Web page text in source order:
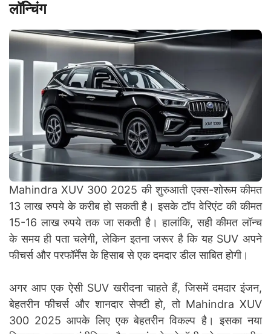
लॉन्चिंग
Mahindra XUV 300 2025 की शुरुआती एक्स-शोरूम कीमत
13 लाख रुपये के करीब हो सकती है। इसके टॉप वेरिएंट की कीमत
15-16 लाख रुपये तक जा सकती है। हालांकि, सही कीमत लॉन्च
के समय ही पता चलेगी, लेकिन इतना जरूर है कि यह SUV अपने
फीचर्स और परफॉर्मेंस के हिसाब से एक दमदार डील साबित होगी।
अगर आप एक ऐसी SUV खरीदना चाहते हैं, जिसमें दमदार इंजन,
बेहतरीन फीचर्स और शानदार सेफ्टी हो, तो Mahindra XUV
300 2025 आपके लिए एक बेहतरीन विकल्प है। इसका नया